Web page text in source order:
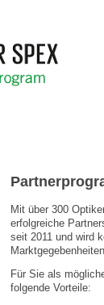
Mit über 300
erfolgreiche
seit 2011 und wird
Für Sie als
folgende Vorteile: